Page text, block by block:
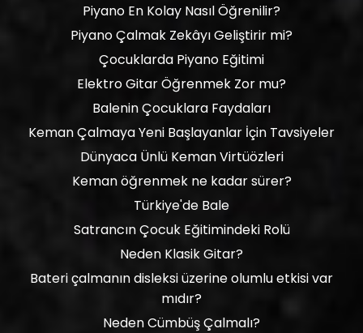
Piyano En Kolay Nasıl Öğrenilir?
Piyano Çalmak Zekâyı Geliştirir mi?
Çocuklarda Piyano Eğitimi
Elektro Gitar Öğrenmek Zor mu?
Balenin Çocuklara Faydaları
Keman Çalmaya Yeni Başlayanlar İçin Tavsiyeler
Dünyaca Ünlü Keman Virtüözleri
Keman öğrenmek ne kadar sürer?
Türkiye'de Bale
Satrancın Çocuk Eğitimindeki Rolü
Neden Klasik Gitar?
Bateri çalmanın disleksi üzerine olumlu etkisi var
mıdır?
Neden Cümbüş Çalmalı?